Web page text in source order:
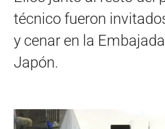
técnico fueron
y cenar en la
Japón.